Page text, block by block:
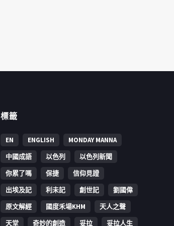
標籤
EN ENGLISH
MONDAY MANNA
中國成語
以色列
以色列新聞
你累了嗎
保捷
信仰見證
出埃及記
利未記 創世記
劉國偉
原文解經
國度禾場KHM
天人之聲
天堂
奇妙的創造 妥拉 妥拉人生